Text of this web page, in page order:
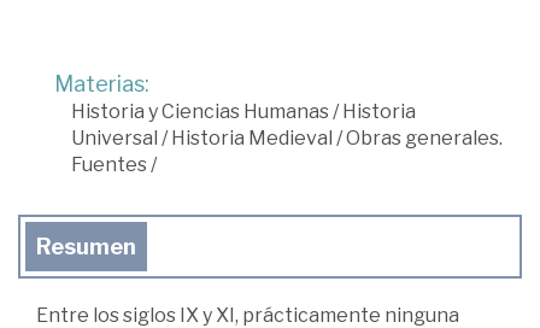
Materias:
Historia y Ciencias Humanas/Historia
Universal /Historia Medieval /Obras generales.
Fuentes/
Resumen
Entre los siglos IX y XI, prácticamente ninguna